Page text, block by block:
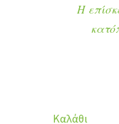
Η
Καλάθι